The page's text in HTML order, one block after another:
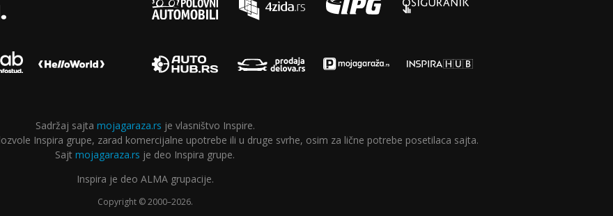
Sadržaj sajta mojagaraza.rs je vlasništvo Inspire.
Inspira grupe, zarad komercijalne upotrebe ili u druge svrhe, osim za lične potrebe posetilaca sajta.
Sajt mojagaraza.rs je deo Inspira grupe.
Inspira je deo ALMA grupacije.
Copyright © 2000–2026.